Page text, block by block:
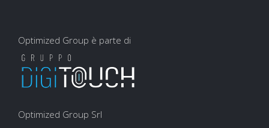
Optimized Group è parte di
Optimized Group Srl